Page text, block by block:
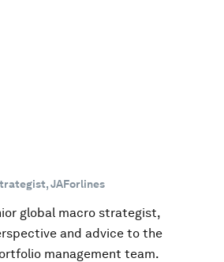
JAForlines
global macro strategist,
and advice to the
management team.